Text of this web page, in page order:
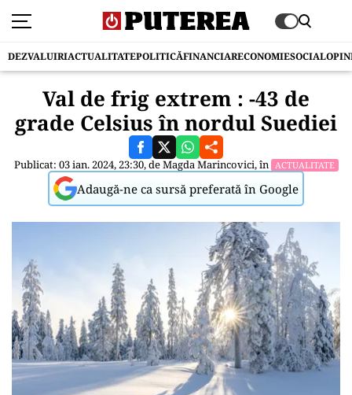
DEZVALUIRIACTUALITATEPOLITICĂFINANCIARECONOMIESOCIAL
Val de frig extrem : -43 de
grade Celsius în nordul Suediei
Publicat: 03 ian. 2024, 23:30, deMagda Marincovici, în ACTUALITATE
Adaugă-ne ca sursă preferată în Google